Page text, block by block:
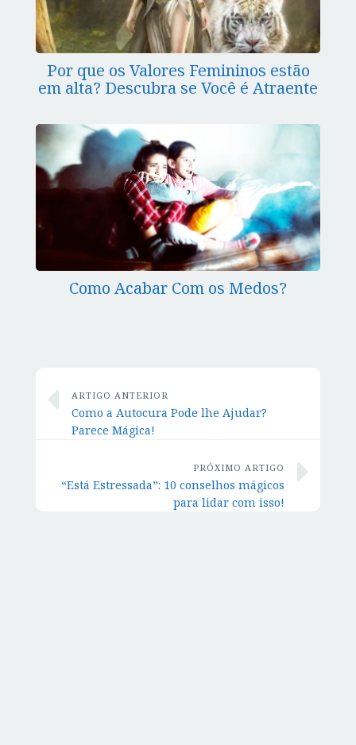
Por que os Valores Femininos estão
em alta? Descubra se Você é Atraente
Como Acabar Com os Medos?
ARTIGO ANTERIOR
Como a Autocura Pode lhe Ajudar?
Parece Mágica!
PRÓXIMO ARTIGO
“Está Estressada”: 10 conselhos mágicos
para lidar com isso!